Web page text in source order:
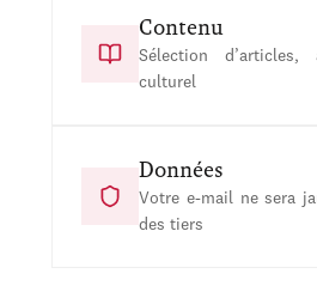
Contenu
Sélection d’articles,
culturel
Données
Votre e-mail ne sera
des tiers